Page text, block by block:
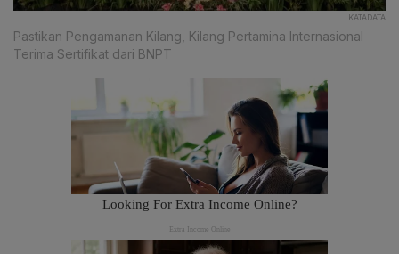
KATADATA
Pastikan Pengamanan Kilang, Kilang Pertamina Internasional
Terima Sertifikat dari BNPT